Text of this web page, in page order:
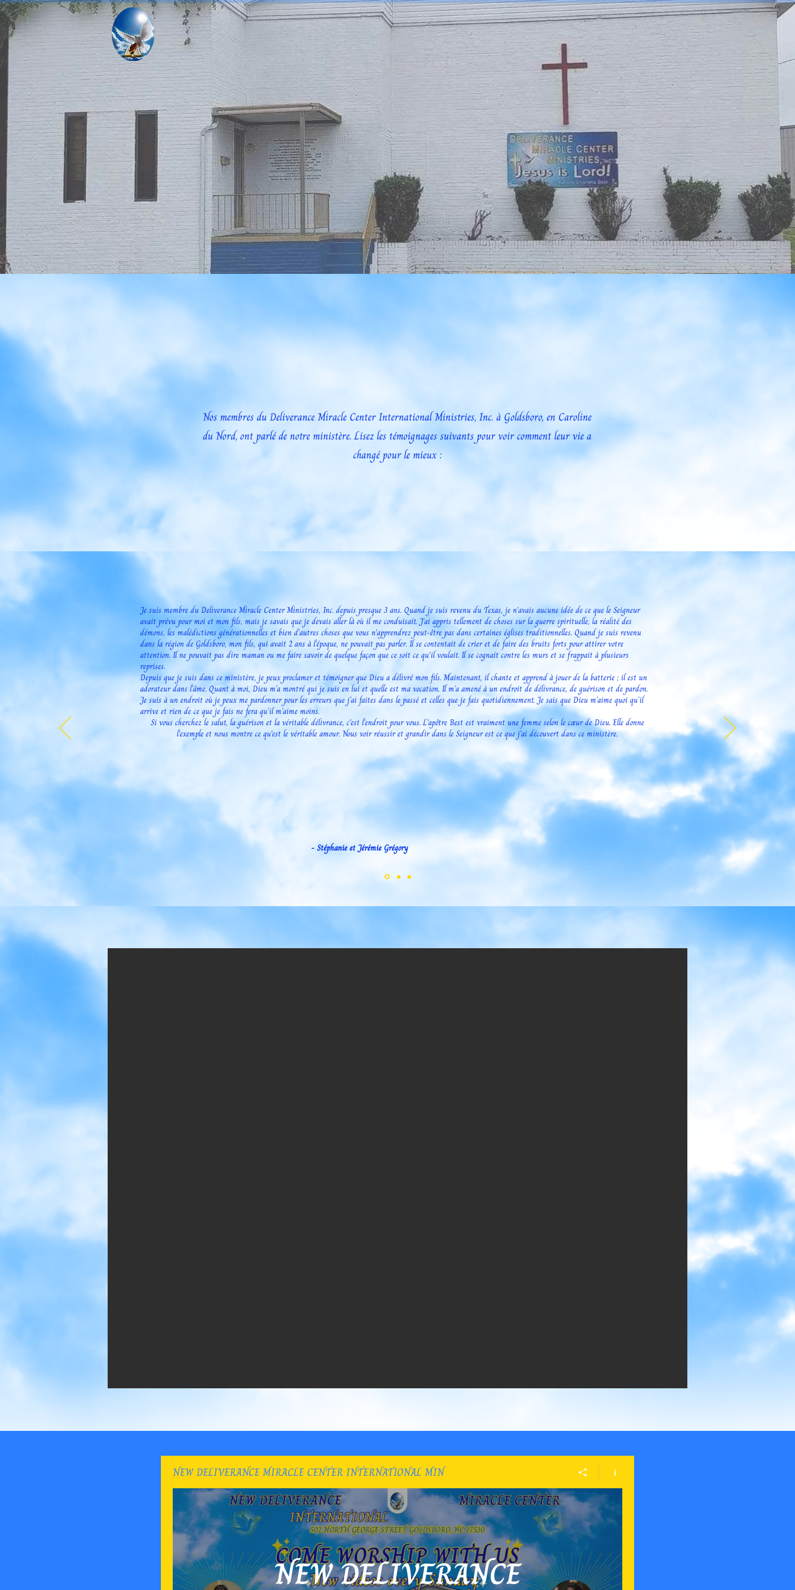
CENTRE DES MIRACLE DE LA NOUVELLE DÉLIVRANCE
MINISTÈRES INTERNATIONAUX INC.
IL Y A LA GUÉRISON ET LA DÉLIVRANCE POUR VOUS !!!
Maison À propos Sensibilisation communautaire Prions L'invitation - Demande de prière Écoutez notre communauté/galerie New Page Impliquez-vous Faire un don
NOTRE COMMUNAUTÉ
Nos membres du Deliverance Miracle Center International Ministries, Inc. à Goldsboro, en Caroline
du Nord, ont parlé de notre ministère. Lisez les témoignages suivants pour voir comment leur vie a
changé pour le mieux :
Je suis membre du Deliverance Miracle Center Ministries, Inc. depuis presque 3 ans. Quand je suis revenu du Texas, je n'avais aucune idée de ce que le Seigneur
avait prévu pour moi et mon fils, mais je savais que je devais aller là où il me conduisait. J'ai appris tellement de choses sur la guerre spirituelle, la réalité des
démons, les malédictions générationnelles et bien d'autres choses que vous n'apprendrez peut-être pas dans certaines églises traditionnelles. Quand je suis revenu
dans la région de Goldsboro, mon fils, qui avait 2 ans à l'époque, ne pouvait pas parler. Il se contentait de crier et de faire des bruits forts pour attirer votre
attention. Il ne pouvait pas dire maman ou me faire savoir de quelque façon que ce soit ce qu'il voulait. Il se cognait contre les murs et se frappait à plusieurs
reprises.
Depuis que je suis dans ce ministère, je peux proclamer et témoigner que Dieu a délivré mon fils. Maintenant, il chante et apprend à jouer de la batterie ; il est un
adorateur dans l’âme. Quant à moi, Dieu m’a montré qui je suis en lui et quelle est ma vocation. Il m’a amené à un endroit de délivrance, de guérison et de pardon.
Je suis à un endroit où je peux me pardonner pour les erreurs que j’ai faites dans le passé et celles que je fais quotidiennement. Je sais que Dieu m’aime quoi qu’il
arrive et rien de ce que je fais ne fera qu’il m’aime moins.
Si vous cherchez le salut, la guérison et la véritable délivrance, c'est l'endroit pour vous. L'apôtre Best est vraiment une femme selon le cœur de Dieu. Elle donne
l'exemple et nous montre ce qu'est le véritable amour. Nous voir réussir et grandir dans le Seigneur est ce que j'ai découvert dans ce ministère.
- Stéphanie et Jérémie Grégory
NEW DELIVERANCE MIRACLE CENTER INTERNATIONAL MIN
NEW DELIVERANCE